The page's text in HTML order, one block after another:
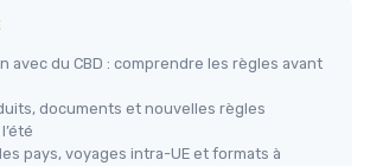
avec du CBD : comprendre les règles avant
documents et nouvelles règles
pays, voyages intra-UE et formats à